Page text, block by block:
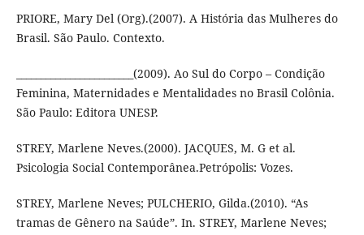
PRIORE, Mary Del (Org).(2007). A História das Mulheres do
Brasil. São Paulo. Contexto.
________________________(2009). Ao Sul do Corpo – Condição
Feminina, Maternidades e Mentalidades no Brasil Colônia.
São Paulo: Editora UNESP.
STREY, Marlene Neves.(2000). JACQUES, M. G et al.
Psicologia Social Contemporânea.Petrópolis: Vozes.
STREY, Marlene Neves; PULCHERIO, Gilda.(2010). “As
tramas de Gênero na Saúde”. In. STREY, Marlene Neves;